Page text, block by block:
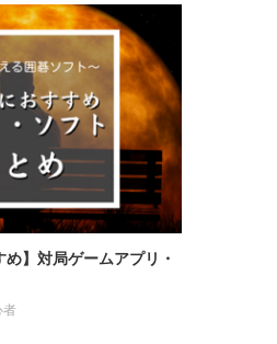
】対局ゲームアプリ・
者